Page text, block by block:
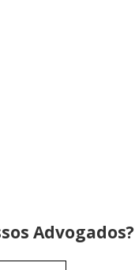
Advogados?